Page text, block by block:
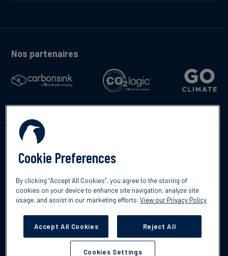
English
Nos partenaires
responsabilité
Cookie Preferences
By clicking “Accept All Cookies”, you agree to the storing of
cookies on your device to enhance site navigation, analyze site
usage, and assist in our marketing efforts. View our Privacy Policy
Accept All Cookies Reject All
Cookies Settings